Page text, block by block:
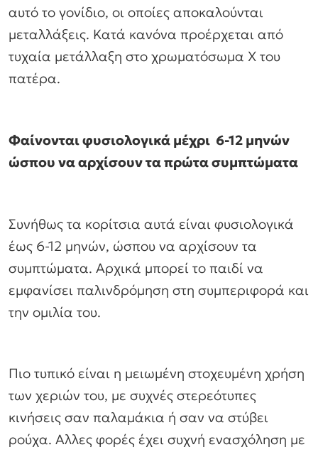
αυτό το γονίδιο, οι οποίες αποκαλούνται
μεταλλάξεις. Κατά κανόνα προέρχεται από
τυχαία μετάλλαξη στο χρωματόσωμα Χ του
πατέρα.
Φαίνονται φυσιολογικά μέχρι 6-12 μηνών
ώσπου να αρχίσουν τα πρώτα συμπτώματα
Συνήθως τα κορίτσια αυτά είναι φυσιολογικά
έως 6-12 μηνών, ώσπου να αρχίσουν τα
συμπτώματα. Αρχικά μπορεί το παιδί να
εμφανίσει παλινδρόμηση στη συμπεριφορά και
την ομιλία του.
Πιο τυπικό είναι η μειωμένη στοχευμένη χρήση
των χεριών του, με συχνές στερεότυπες
κινήσεις σαν παλαμάκια ή σαν να στύβει
ρούχα. Αλλες φορές έχει συχνή ενασχόληση με